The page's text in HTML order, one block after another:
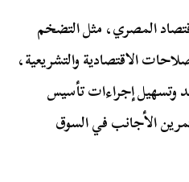
المصري، مثل التضخم
الاقتصادية والتشريعية،
وتسهيل إجراءات تأسيس
الأجانب في السوق